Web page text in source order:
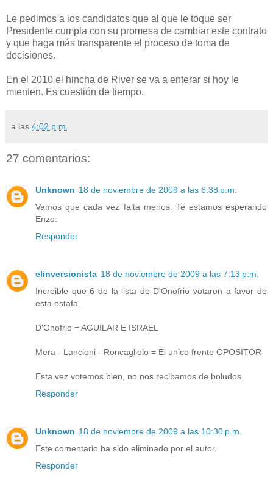
Le pedimos a los candidatos que al que le toque ser
Presidente cumpla con su promesa de cambiar este contrato
y que haga más transparente el proceso de toma de
decisiones.
En el 2010 el hincha de River se va a enterar si hoy le
mienten. Es cuestión de tiempo.
a las 4:02 p.m.
27 comentarios:
Unknown 18 de noviembre de 2009 a las 6:38 p.m.
Vamos que cada vez falta menos. Te estamos esperando
Enzo.
Responder
elinversionista 18 de noviembre de 2009 a las 7:13 p.m.
Increible que 6 de la lista de D'Onofrio votaron a favor de
esta estafa.
D'Onofrio = AGUILAR E ISRAEL
Mera - Lancioni - Roncagliolo = El unico frente OPOSITOR
Esta vez votemos bien, no nos recibamos de boludos.
Responder
Unknown 18 de noviembre de 2009 a las 10:30 p.m.
Este comentario ha sido eliminado por el autor.
Responder